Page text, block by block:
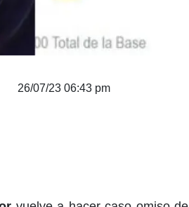
26/07/23 06:43 pm